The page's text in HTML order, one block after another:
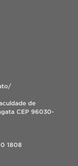
de
CEP 96030-
1808